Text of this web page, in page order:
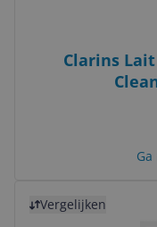
Clarins
Vergelijken